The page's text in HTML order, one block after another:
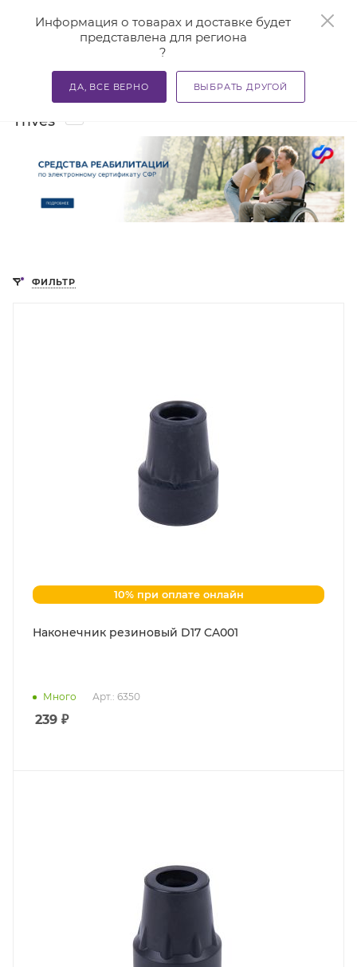
Информация о товарах и доставке будет
представлена для региона
?
ДА, ВСЕ ВЕРНО ВЫБРАТЬ ДРУГОЙ
Главная — Каталог — Средства реабилитации —
Дополнительные приспособления
Trives
ФИЛЬТР
10% при оплате онлайн
Наконечник резиновый D17 CA001
Много Арт.: 6350
239 ₽